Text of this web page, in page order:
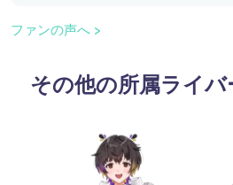
ファンの声へ >
その他の所属ライバ